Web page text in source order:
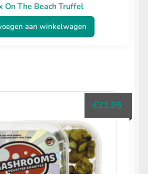
On The Beach Truffel
aan winkelwagen
€21.95